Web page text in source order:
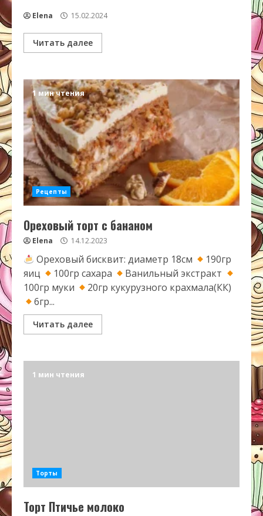
Elena 15.02.2024
Читать далее
1 мин чтения
Рецепты
Ореховый торт с бананом
Elena 14.12.2023
Ореховый бисквит: диаметр 18см
190гр
яиц
100гр сахара
Ванильный экстракт
100гр муки
20гр кукурузного крахмала(КК)
6гр...
Читать далее
1 мин чтения
Торты
Торт Птичье молоко